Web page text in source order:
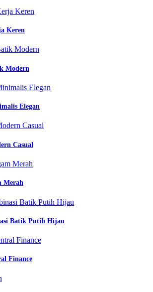
Keren
Modern
Elegan
Casual
Merah
Batik Putih Hijau
Finance